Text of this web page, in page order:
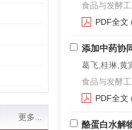
食品与发酵
PDF全文
添加中药协
葛飞,桂琳,黄
食品与发酵
PDF全文
酪蛋白水解
更多...